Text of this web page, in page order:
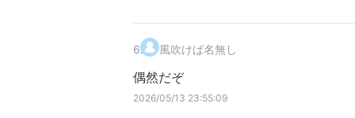
6. 風吹けば名無し
偶然だぞ
2026/05/13 23:55:09